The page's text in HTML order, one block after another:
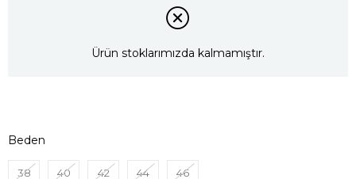
Ürün stoklarımızda kalmamıştır.
Beden
38 40 42 44 46